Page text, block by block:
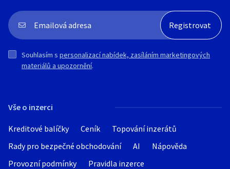
Vše o inzerci
Kreditové balíčky Ceník
Topování inzerátů
Rady pro bezpečné obchodování
AI
Nápověda
Provozní podmínky
Pravidla inzerce
Souhlasím s personalizací nabídek, zasíláním marketingových
materiálů a upozornění.